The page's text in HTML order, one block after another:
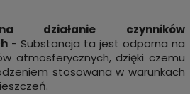
działanie czynników
- Substancja ta jest odporna na
atmosferycznych, dzięki czemu
stosowana w warunkach